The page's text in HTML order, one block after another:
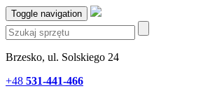
Toggle navigation
Brzesko, ul. Solskiego 24
+48 531-441-466